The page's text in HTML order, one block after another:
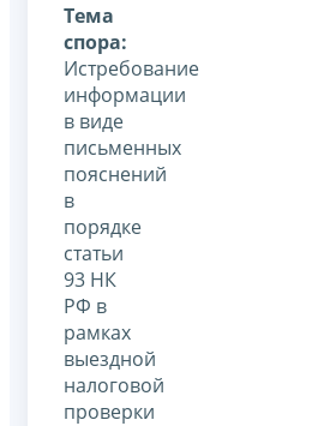
Тема
спора:
Истребование
информации
в виде
письменных
пояснений
в
порядке
статьи
93 НК
РФ в
рамках
выездной
налоговой
проверки